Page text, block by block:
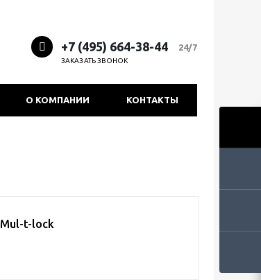
+7 (495) 664-38-44 24/7
ЗАКАЗАТЬ ЗВОНОК
О КОМПАНИИ КОНТАКТЫ
Mul-t-lock